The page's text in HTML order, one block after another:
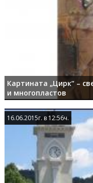
Картината „Цирк“ –
и многопластов
16.06.2015г. в 12:56ч.
16.06.2015г. в 12:56ч.